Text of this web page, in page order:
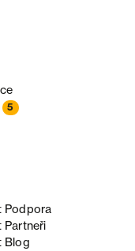
5
Podpora
Partneři
Blog